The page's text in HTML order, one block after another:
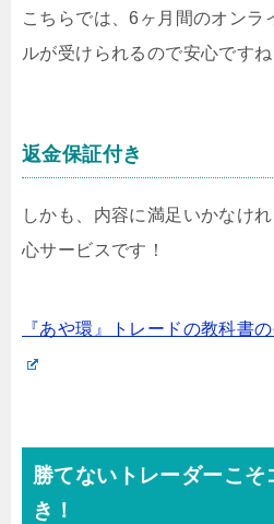
こちらでは、6ヶ月間のオンラ
ルが受けられるので安心ですね
返金保証付き
しかも、内容に満足いかなけ
心サービスです！
『あや環』トレードの教科書
勝てないトレーダーこ
き！